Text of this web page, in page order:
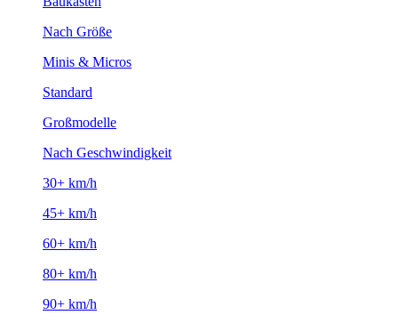
Nach Größe
Minis & Micros
Standard
Großmodelle
Nach Geschwindigkeit
30+ km/h
45+ km/h
60+ km/h
80+ km/h
90+ km/h